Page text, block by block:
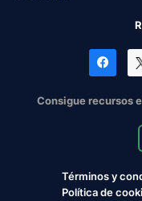
Consigue recursos
Términos y
Política de